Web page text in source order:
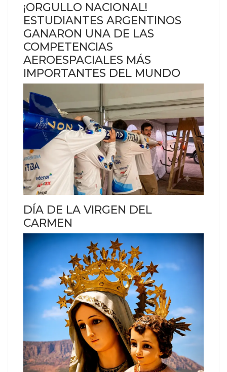
¡ORGULLO NACIONAL!
ESTUDIANTES ARGENTINOS
GANARON UNA DE LAS
COMPETENCIAS
AEROESPACIALES MÁS
IMPORTANTES DEL MUNDO
DÍA DE LA VIRGEN DEL
CARMEN